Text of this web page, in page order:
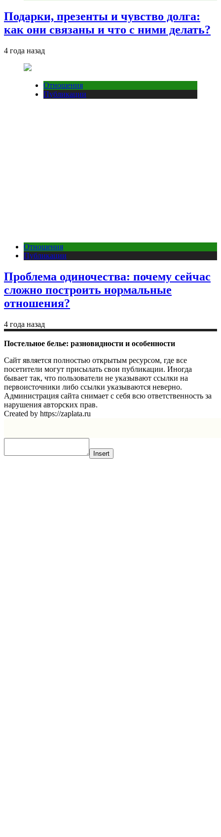
Подарки, презенты и чувство долга:
как они связаны и что с ними делать?
4 года назад
Отношения
Публикации
Отношения
Публикации
Проблема одиночества: почему сейчас
сложно построить нормальные
отношения?
4 года назад
Постельное белье: разновидности и особенности
Сайт является полностью открытым ресурсом, где все
посетители могут присылать свои публикации. Иногда
бывает так, что пользователи не указывают ссылки на
первоисточники либо ссылки указываются неверно.
Администрация сайта снимает с себя всю ответственность за
нарушения авторских прав.
Created by https://zaplata.ru
Insert